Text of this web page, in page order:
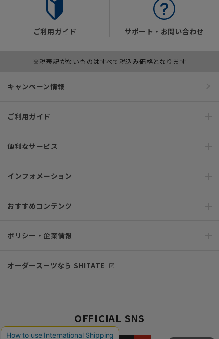
ご利用ガイド サポート・お問い合わせ
※税表記がないものはすべて税込み価格となります
キャンペーン情報
ご利用ガイド
便利なサービス
インフォメーション
おすすめコンテンツ
ポリシー・企業情報
オーダースーツなら SHITATE
OFFICIAL SNS